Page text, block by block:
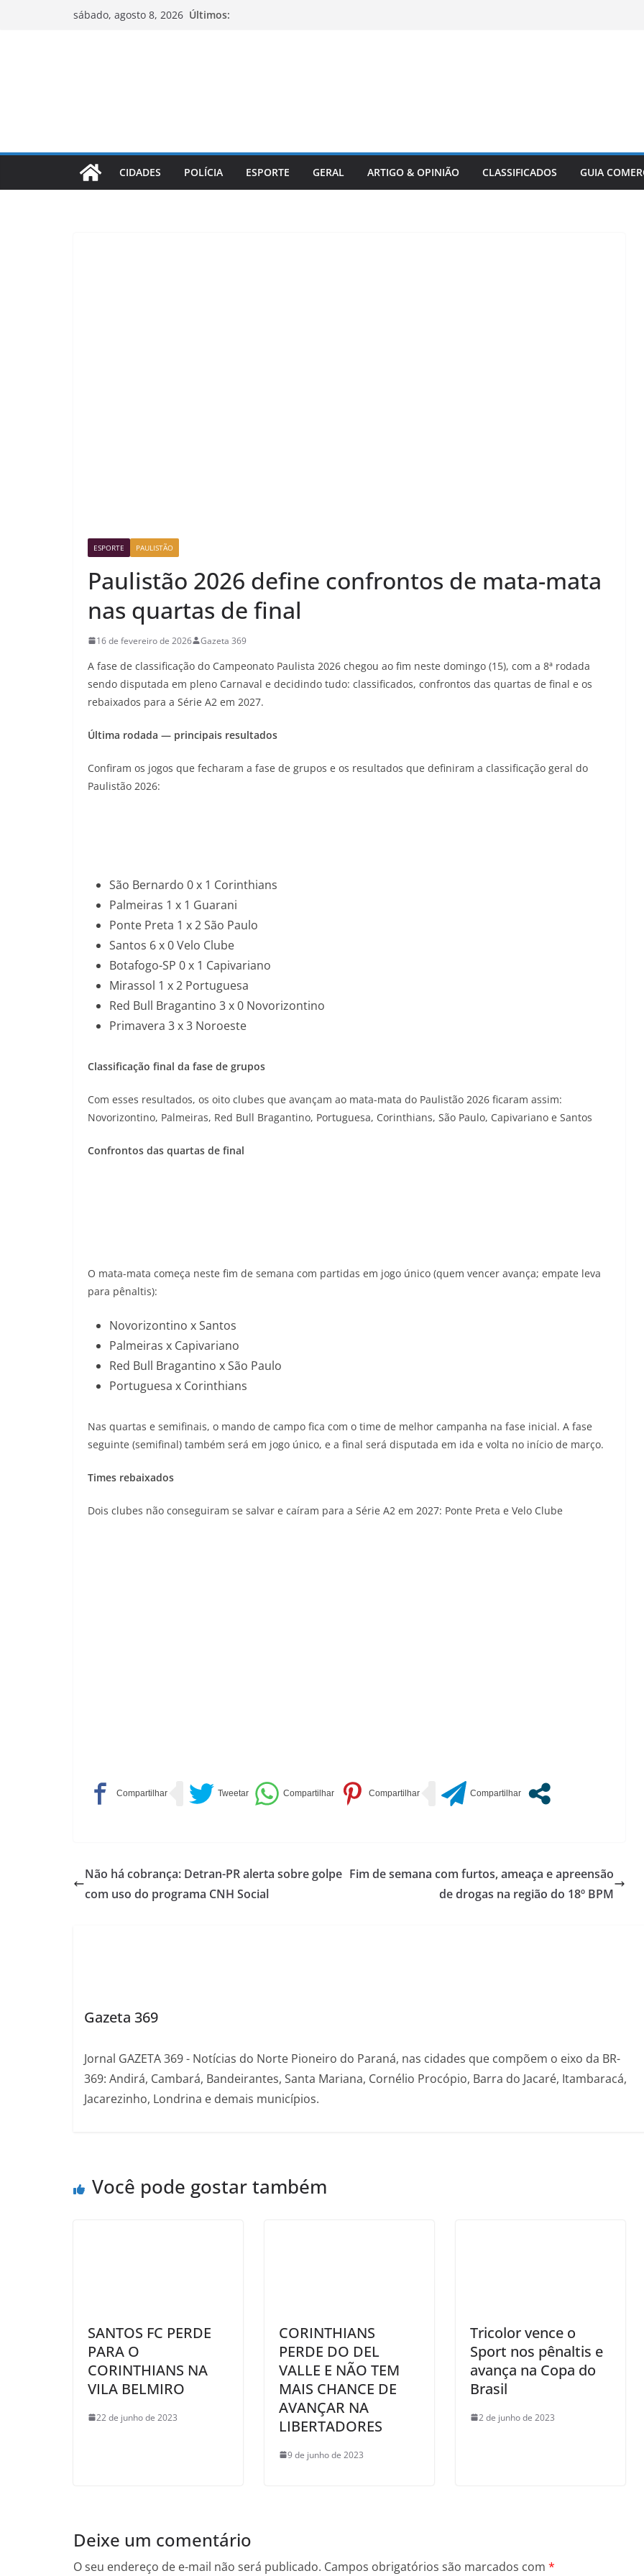
sábado, agosto 8, 2026 Últimos:
CIDADES POLÍCIA ESPORTE GERAL ARTIGO & OPINIÃO CLASSIFICADOS GUIA
ESPORTE PAULISTÃO
Paulistão 2026 define confrontos de mata-mata
nas quartas de final
16 de fevereiro de 2026 Gazeta 369
A fase de classificação do Campeonato Paulista 2026 chegou ao fim neste domingo (15), com a 8ª rodada
sendo disputada em pleno Carnaval e decidindo tudo: classificados, confrontos das quartas de final e os
rebaixados para a Série A2 em 2027.
Última rodada — principais resultados
Confiram os jogos que fecharam a fase de grupos e os resultados que definiram a classificação geral do
Paulistão 2026:
São Bernardo 0 x 1 Corinthians
Palmeiras 1 x 1 Guarani
Ponte Preta 1 x 2 São Paulo
Santos 6 x 0 Velo Clube
Botafogo-SP 0 x 1 Capivariano
Mirassol 1 x 2 Portuguesa
Red Bull Bragantino 3 x 0 Novorizontino
Primavera 3 x 3 Noroeste
Classificação final da fase de grupos
Com esses resultados, os oito clubes que avançam ao mata-mata do Paulistão 2026 ficaram assim:
Novorizontino, Palmeiras, Red Bull Bragantino, Portuguesa, Corinthians, São Paulo, Capivariano e Santos
Confrontos das quartas de final
O mata-mata começa neste fim de semana com partidas em jogo único (quem vencer avança; empate leva
para pênaltis):
Novorizontino x Santos
Palmeiras x Capivariano
Red Bull Bragantino x São Paulo
Portuguesa x Corinthians
Nas quartas e semifinais, o mando de campo fica com o time de melhor campanha na fase inicial. A fase
seguinte (semifinal) também será em jogo único, e a final será disputada em ida e volta no início de março.
Times rebaixados
Dois clubes não conseguiram se salvar e caíram para a Série A2 em 2027: Ponte Preta e Velo Clube
Não há cobrança: Detran-PR alerta sobre golpe
com uso do programa CNH Social
Fim de semana com furtos, ameaça e apreensão
de drogas na região do 18º BPM
Gazeta 369
Jornal GAZETA 369 - Notícias do Norte Pioneiro do Paraná, nas cidades que compõem o eixo da BR-
369: Andirá, Cambará, Bandeirantes, Santa Mariana, Cornélio Procópio, Barra do Jacaré, Itambaracá,
Jacarezinho, Londrina e demais municípios.
Você pode gostar também
SANTOS FC PERDE
PARA O
CORINTHIANS NA
VILA BELMIRO
22 de junho de 2023
CORINTHIANS
PERDE DO DEL
VALLE E NÃO TEM
MAIS CHANCE DE
AVANÇAR NA
LIBERTADORES
9 de junho de 2023
Tricolor vence o
Sport nos pênaltis e
avança na Copa do
Brasil
2 de junho de 2023
Deixe um comentário
O seu endereço de e-mail não será publicado. Campos obrigatórios são marcados com *